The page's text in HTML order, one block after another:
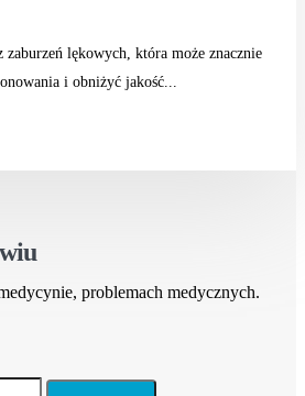
zaburzeń lękowych, która może znacznie
i obniżyć jakość...
problemach medycznych.